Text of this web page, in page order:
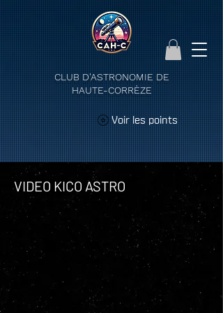
CLUB D'ASTRONOMIE DE
HAUTE-CORRÈZE
Voir les points
VIDEO KICO ASTRO